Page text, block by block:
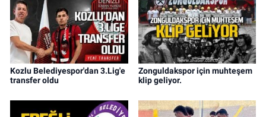
Kozlu Belediyespor'dan 3.Lig'e
transfer oldu
Zonguldakspor için muhteşem
klip geliyor.